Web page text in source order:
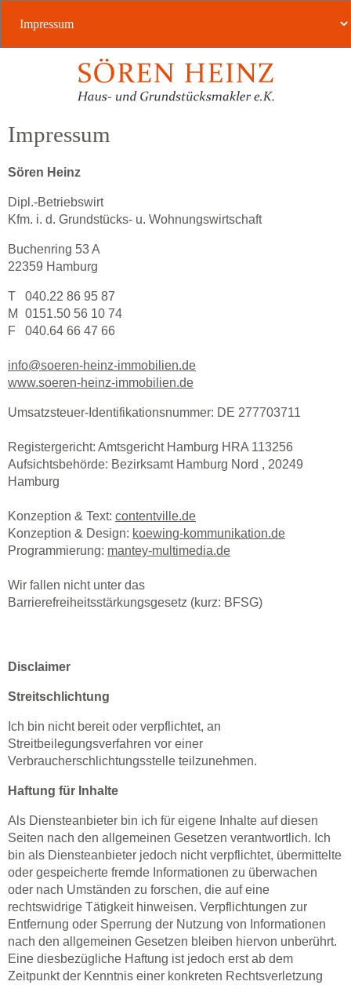
Impressum
Sören Heinz
Dipl.-Betriebswirt
Kfm. i. d. Grundstücks- u. Wohnungswirtschaft
Buchenring 53 A
22359 Hamburg
T
040.22 86 95 87
M
0151.50 56 10 74
F
040.64 66 47 66
info@soeren-heinz-immobilien.de
www.soeren-heinz-immobilien.de
Umsatzsteuer-Identifikationsnummer: DE 277703711
Registergericht: Amtsgericht Hamburg HRA 113256
Aufsichtsbehörde: Bezirksamt Hamburg Nord , 20249
Hamburg
Konzeption & Text: contentville.de
Konzeption & Design: koewing-kommunikation.de
Programmierung: mantey-multimedia.de
Wir fallen nicht unter das
Barrierefreiheitsstärkungsgesetz (kurz: BFSG)
Disclaimer
Streitschlichtung
Ich bin nicht bereit oder verpflichtet, an
Streitbeilegungsverfahren vor einer
Verbraucherschlichtungsstelle teilzunehmen.
Haftung für Inhalte
Als Diensteanbieter bin ich für eigene Inhalte auf diesen
Seiten nach den allgemeinen Gesetzen verantwortlich. Ich
bin als Diensteanbieter jedoch nicht verpflichtet, übermittelte
oder gespeicherte fremde Informationen zu überwachen
oder nach Umständen zu forschen, die auf eine
rechtswidrige Tätigkeit hinweisen. Verpflichtungen zur
Entfernung oder Sperrung der Nutzung von Informationen
nach den allgemeinen Gesetzen bleiben hiervon unberührt.
Eine diesbezügliche Haftung ist jedoch erst ab dem
Zeitpunkt der Kenntnis einer konkreten Rechtsverletzung